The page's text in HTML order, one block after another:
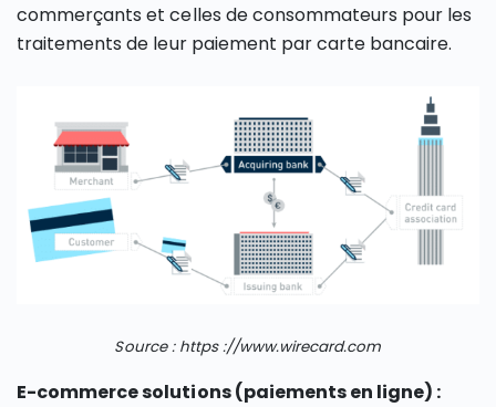
commerçants et celles de consommateurs pour les
traitements de leur paiement par carte bancaire.
Source : https ://www.wirecard.com
E-commerce solutions (paiements en ligne) :